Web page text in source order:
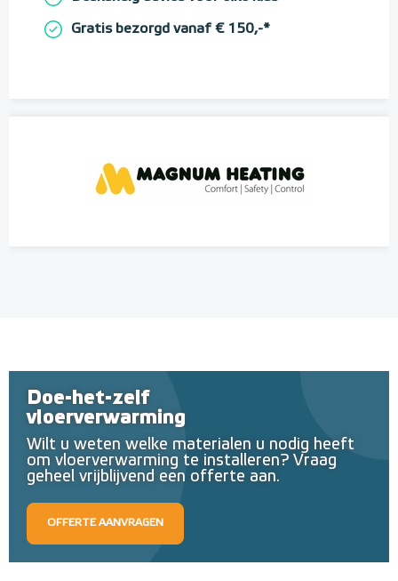
Gratis bezorgd vanaf € 150,-*
Doe-het-zelf
vloerverwarming
Wilt u weten welke materialen u nodig heeft
om vloerverwarming te installeren? Vraag
geheel vrijblijvend een offerte aan.
OFFERTE AANVRAGEN